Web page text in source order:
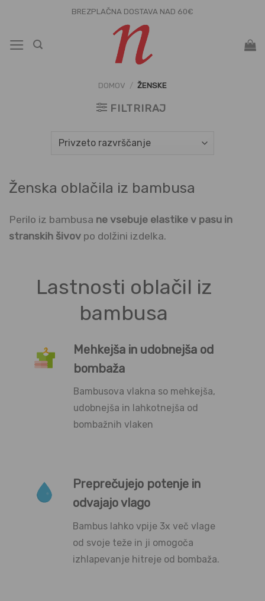
vsebino
BREZPLAČNA DOSTAVA NAD 60€
DOMOV / ŽENSKE
FILTRIRAJ
Ženska oblačila iz bambusa
Perilo iz bambusa ne vsebuje elastike v pasu in
stranskih šivov po dolžini izdelka.
Lastnosti oblačil iz
bambusa
Mehkejša in udobnejša od
bombaža
Bambusova vlakna so mehkejša,
udobnejša in lahkotnejša od
bombažnih vlaken
Preprečujejo potenje in
odvajajo vlago
Bambus lahko vpije 3x več vlage
od svoje teže in ji omogoča
izhlapevanje hitreje od bombaža.